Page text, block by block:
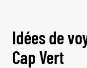
Idées de
Cap Vert